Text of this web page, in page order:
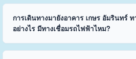
การเดินทางมายังอาคาร เกษร อัมรินทร์
อย่างไร มีทางเชื่อมรถไฟฟ้าไหม?